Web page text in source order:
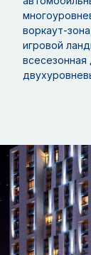
воркаут-
игровой
всесезонная